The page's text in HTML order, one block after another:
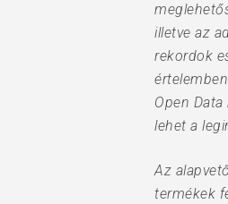
Hit enter to search or
illetve az
rekordok
Open
lehet a
Az
termékek